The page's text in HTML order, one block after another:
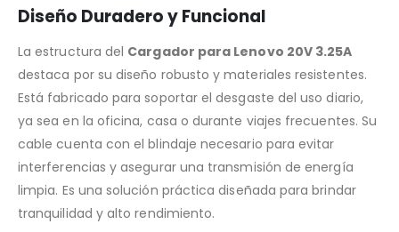
Diseño Duradero y Funcional
La estructura del Cargador para Lenovo 20V 3.25A
destaca por su diseño robusto y materiales resistentes.
Está fabricado para soportar el desgaste del uso diario,
ya sea en la oficina, casa o durante viajes frecuentes. Su
cable cuenta con el blindaje necesario para evitar
interferencias y asegurar una transmisión de energía
limpia. Es una solución práctica diseñada para brindar
tranquilidad y alto rendimiento.